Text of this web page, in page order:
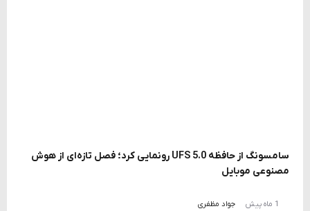
سامسونگ از حافظه UFS 5.0 رونمایی کرد؛ فصل تازه‌ای از هوش
مصنوعی موبایل
1 ماه پیش جواد مظفری